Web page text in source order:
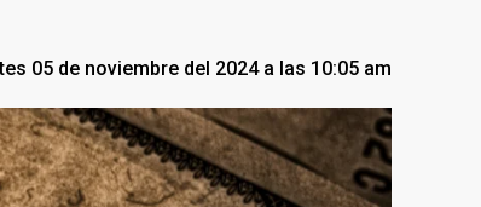
05 de noviembre del 2024 a las 10:05 am